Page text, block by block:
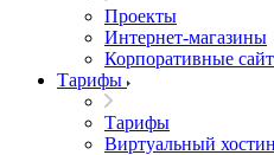
Проекты
Интернет-магазины
Корпоративные
Тарифы
Тарифы
Виртуальный